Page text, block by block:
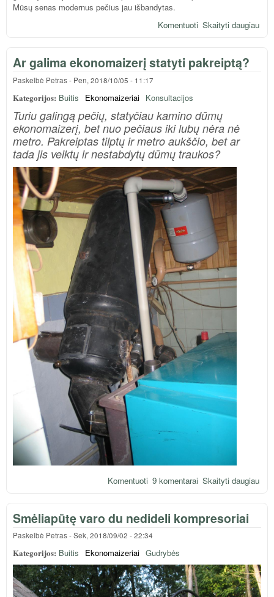
Mūsų senas modernus pečius jau išbandytas.
Skaityti daugiauapie
Komentuoti
Ar galima ekonomaizerį statyti pakreiptą?
Paskelbė Petras- Pen, 2018/10/05 - 11:17
Kategorijos: Buitis Ekonomaizeriai Konsultacijos
Turiu galingą pečių, statyčiau kamino dūmų
ekonomaizerį, bet nuo pečiaus iki lubų nėra nė
metro. Pakreiptas tilptų ir metro aukščio, bet ar
tada jis veiktų ir nestabdytų dūmų traukos?
Skaityti daugiau
9 komentarai
Komentuoti
Smėliapūtę varo du nedideli kompresoriai
Paskelbė Petras-Sek, 2018/09/02 - 22:34
Kategorijos: Buitis Ekonomaizeriai Gudrybės